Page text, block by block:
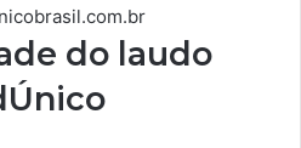
do laudo